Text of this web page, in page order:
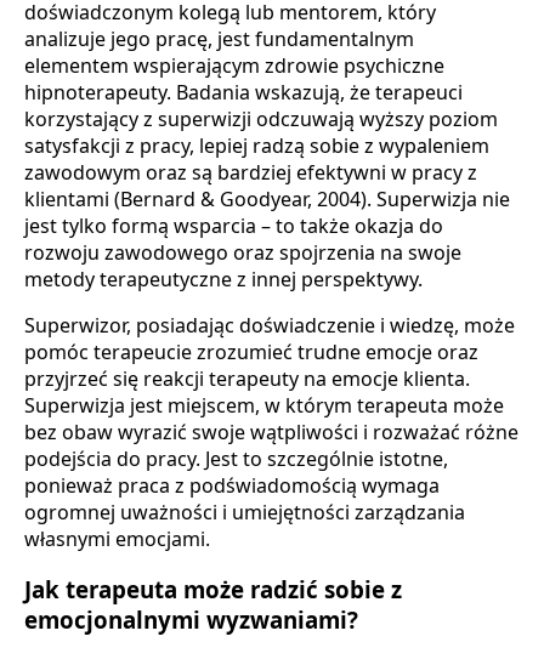
doświadczonym kolegą lub mentorem, który
analizuje jego pracę, jest fundamentalnym
elementem wspierającym zdrowie psychiczne
hipnoterapeuty. Badania wskazują, że terapeuci
korzystający z superwizji odczuwają wyższy poziom
satysfakcji z pracy, lepiej radzą sobie z wypaleniem
zawodowym oraz są bardziej efektywni w pracy z
klientami (Bernard & Goodyear, 2004). Superwizja nie
jest tylko formą wsparcia – to także okazja do
rozwoju zawodowego oraz spojrzenia na swoje
metody terapeutyczne z innej perspektywy.
Superwizor, posiadając doświadczenie i wiedzę, może
pomóc terapeucie zrozumieć trudne emocje oraz
przyjrzeć się reakcji terapeuty na emocje klienta.
Superwizja jest miejscem, w którym terapeuta może
bez obaw wyrazić swoje wątpliwości i rozważać różne
podejścia do pracy. Jest to szczególnie istotne,
ponieważ praca z podświadomością wymaga
ogromnej uważności i umiejętności zarządzania
własnymi emocjami.
Jak terapeuta może radzić sobie z
emocjonalnymi wyzwaniami?